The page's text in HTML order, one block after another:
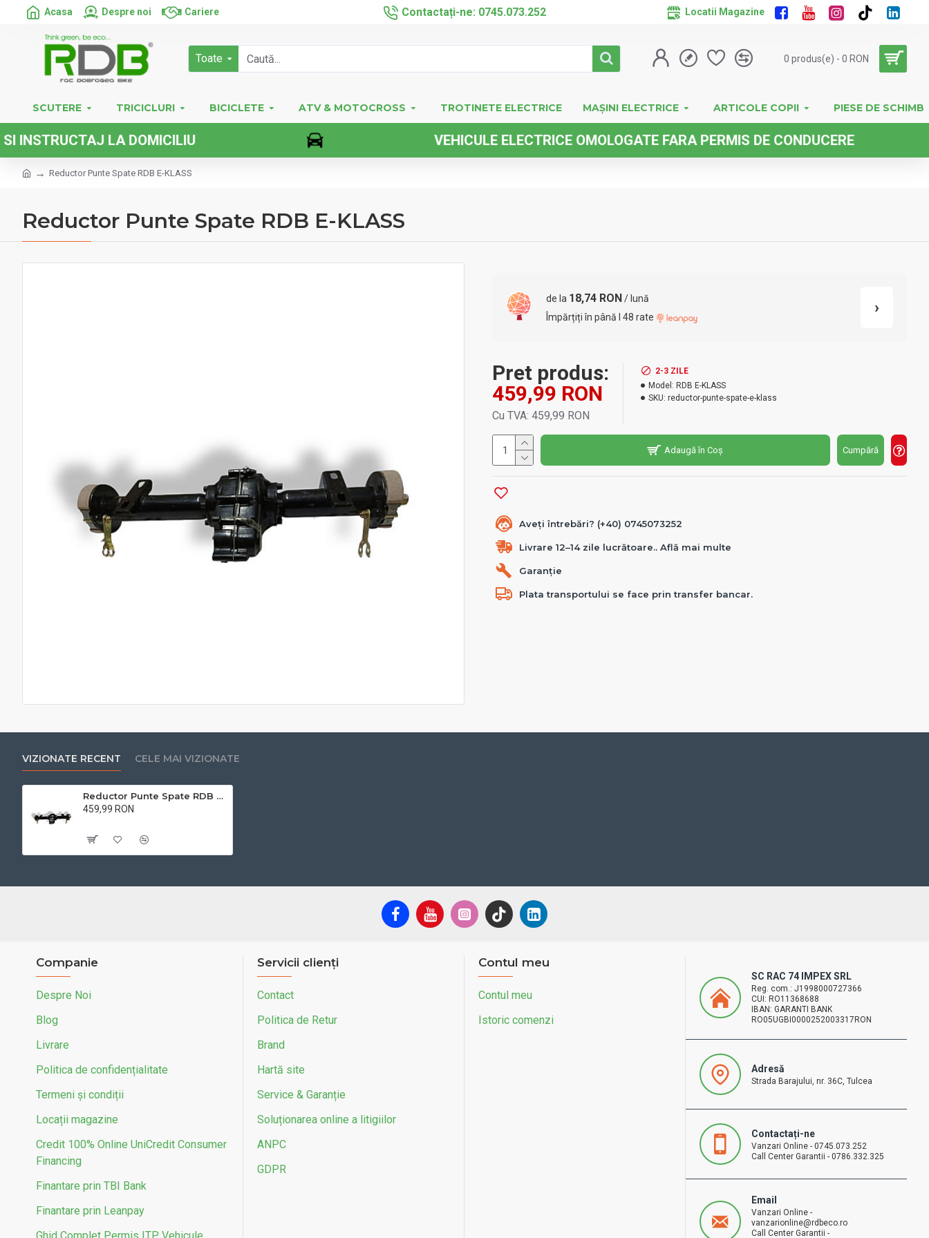
Acasa Despre noi Cariere Contactați-ne: 0745.073.252 Locatii Magazine
Toate 0 produs(e) - 0 RON
SCUTERE TRICICLURI BICICLETE ATV & MOTOCROSS TROTINETE ELECTRICE MAȘINI ELECTRICE ARTICOLE COPII PIESE DE SCHIMB
LA DOMICILIU VEHICULE ELECTRICE OMOLOGATE FARA PERMIS DE CONDUCERE
Reductor Punte Spate RDB E-KLASS
Reductor Punte Spate RDB E-KLASS
de la 18,74 RON/ lună
Împărțiți în până l 48 rate
›
Pret produs:
459,99 RON
Cu TVA: 459,99 RON
2-3 ZILE
Model: RDB E-KLASS
SKU: reductor-punte-spate-e-klass
Adaugă în Coș Cumpără
Aveți întrebări? (+40) 0745073252
Livrare 12–14 zile lucrătoare.. Află mai multe
Garanție
Plata transportului se face prin transfer bancar.
VIZIONATE RECENT CELE MAI VIZIONATE
Reductor Punte Spate RDB E-KLASS
459,99 RON
Companie
Despre Noi
Blog
Livrare
Politica de confidențialitate
Termeni și condiții
Locații magazine
Credit 100% Online UniCredit Consumer
Financing
Finantare prin TBI Bank
Finantare prin Leanpay
Servicii clienți
Contact
Politica de Retur
Brand
Hartă site
Service & Garanție
Soluționarea online a litigiilor
ANPC
GDPR
Contul meu
Contul meu
Istoric comenzi
SC RAC 74 IMPEX SRL
Reg. com.: J1998000727366
CUI: RO11368688
IBAN: GARANTI BANK
RO05UGBI0000252003317RON
Adresă
Strada Barajului, nr. 36C, Tulcea
Contactați-ne
Vanzari Online - 0745.073.252
Call Center Garantii - 0786.332.325
Email
Vanzari Online -
vanzarionline@rdbeco.ro
Call Center Garantii -